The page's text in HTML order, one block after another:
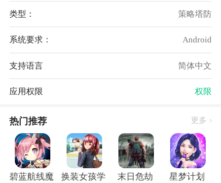
4、也可对干员进行培养，增强干员的实力。
明日方舟鸿蒙版亮点：
1、对于塔防游戏一无所知的用户也无需担心，拥有对
2、可以多多参与游戏活动来获取超丰厚的游戏资源，
让你可以轻松抽取到更多的干员。
说，干员星级相对次要一些。
明日方舟鸿蒙版评测：
对于抽不到高星级的干员也不用担心，可目前先用你手
上能用的一些干员，进行关卡闯关，后续则可以抽到更
类型： 策略塔防
系统要求： Android
支持语言 简体中文
应用权限 权限
热门推荐 更多
碧蓝航线魔改r18全套补丁破解版
换装女孩学校 末日危劫 星梦计划